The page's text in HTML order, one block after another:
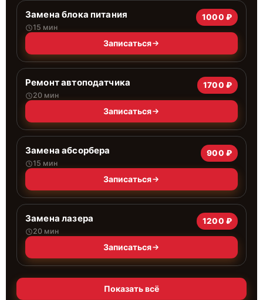
Замена блока питания
15 мин
1000 ₽
Записаться
Ремонт автоподатчика
20 мин
1700 ₽
Записаться
Замена абсорбера
15 мин
900 ₽
Записаться
Замена лазера
20 мин
1200 ₽
Записаться
Показать всё